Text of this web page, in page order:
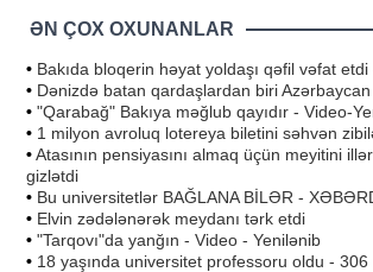
ƏN ÇOX OXUNANLAR
• Bakıda bloqerin həyat yoldaşı qəfil vəfat
• Dənizdə batan qardaşlardan biri
• "Qarabağ" Bakıya məğlub qayıdır - Video-
• 1 milyon avroluq lotereya biletini səhvən
•Atasının pensiyasını almaq üçün meyitini
gizlətdi
• Bu universitetlər BAĞLANA BİLƏR -
• Elvin zədələnərək meydanı tərk etdi
• "Tarqovı"da yanğın - Video - Yenilənib
• 18 yaşında universitet professoru oldu - 306